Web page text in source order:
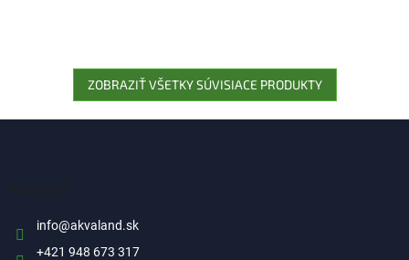
ZOBRAZIŤ VŠETKY SÚVISIACE PRODUKTY
info@akvaland.sk
+421 948 673 317